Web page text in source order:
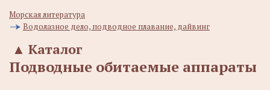
Морская литература
Водолазное дело, подводное плавание, дайвинг
Каталог
▲
Подводные обитаемые аппараты